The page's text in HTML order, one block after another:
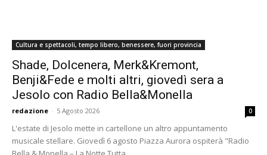
Cultura e spettacoli, tempo libero, benessere, fuori provincia
Shade, Dolcenera, Merk&Kremont,
Benji&Fede e molti altri, giovedì sera a
Jesolo con Radio Bella&Monella
redazione - 5 Agosto 2026 0
L'estate di Jesolo mette in cartellone un altro appuntamento
musicale stellare. Giovedì 6 agosto Piazza Aurora ospiterà "Radio